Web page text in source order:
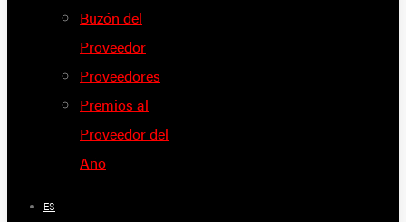
Buzón del
Proveedor
Proveedores
Premios al
Proveedor del
Año
ES